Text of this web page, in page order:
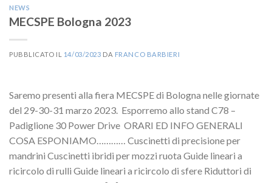
NEWS
MECSPE Bologna 2023
PUBBLICATO IL 14/03/2023 DA FRANCO BARBIERI
Saremo presenti alla fiera MECSPE di Bologna nelle giornate
del 29-30-31 marzo 2023. Esporremo allo stand C78 –
Padiglione 30 Power Drive ORARI ED INFO GENERALI
COSA ESPONIAMO………… Cuscinetti di precisione per
mandrini Cuscinetti ibridi per mozzi ruota Guide lineari a
ricircolo di rulli Guide lineari a ricircolo di sfere Riduttori di